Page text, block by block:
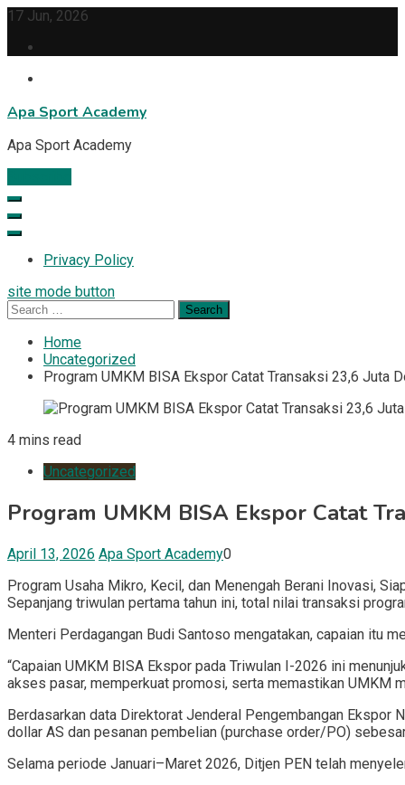
Skip
content
17 Jun, 2026
Apa Sport Academy
Apa Sport Academy
Privacy Policy
site mode button
Search
for:
Home
Uncategorized
Program UMKM BISA Ekspor Catat Transaksi 23,6 Juta
4 mins read
Uncategorized
Program UMKM BISA Ekspor Catat
April 13, 2026 Apa Sport Academy0
Program Usaha Mikro, Kecil, dan Menengah Berani Inovasi,
Sepanjang triwulan pertama tahun ini, total nilai transaksi
Menteri Perdagangan Budi Santoso mengatakan, capaian itu
“Capaian UMKM BISA Ekspor pada Triwulan I-2026 ini
akses pasar, memperkuat promosi, serta memastikan UMKM
Berdasarkan data Direktorat Jenderal Pengembangan
dollar AS dan pesanan pembelian (purchase order/PO)
Selama periode Januari–Maret 2026, Ditjen PEN telah